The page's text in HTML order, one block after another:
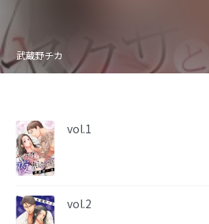
武蔵野チカ
vol.1
vol.2